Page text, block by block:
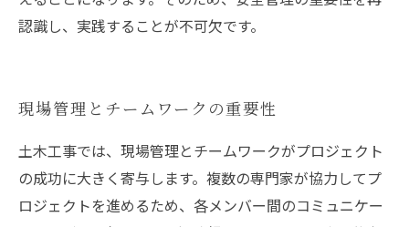
認識し、実践することが不可欠です。
現場管理とチームワークの重要性
土木工事では、現場管理とチームワークがプロジェクト
の成功に大きく寄与します。複数の専門家が協力してプ
ロジェクトを進めるため、各メンバー間のコミュニケー